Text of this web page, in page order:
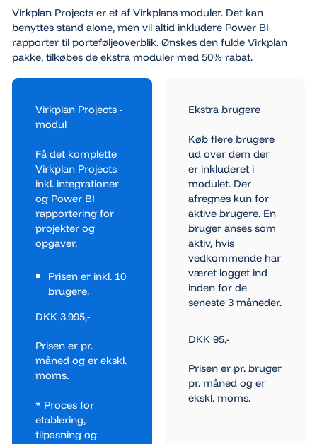
Virkplan Projects er et af Virkplans moduler. Det kan
benyttes stand alone, men vil altid inkludere Power BI
rapporter til porteføljeoverblik. Ønskes den fulde Virkplan
pakke, tilkøbes de ekstra moduler med 50% rabat.
Virkplan Projects -
modul
Få det komplette
Virkplan Projects
inkl. integrationer
og Power BI
rapportering for
projekter og
opgaver.
Prisen er inkl. 10
brugere.
DKK 3.995,-
Prisen er pr.
måned og er ekskl.
moms.
* Proces for
etablering,
tilpasning og
Ekstra brugere
Køb flere brugere
ud over dem der
er inkluderet i
modulet. Der
afregnes kun for
aktive brugere. En
bruger anses som
aktiv, hvis
vedkommende har
været logget ind
inden for de
seneste 3 måneder.
DKK 95,-
Prisen er pr. bruger
pr. måned og er
ekskl. moms.